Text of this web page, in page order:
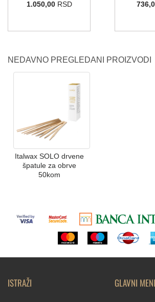
1.050,00RSD
NEDAVNO PREGLEDANI PROIZVODI
Italwax SOLO drvene
špatule za obrve
50kom
ISTRAŽI GLAVNI MENI